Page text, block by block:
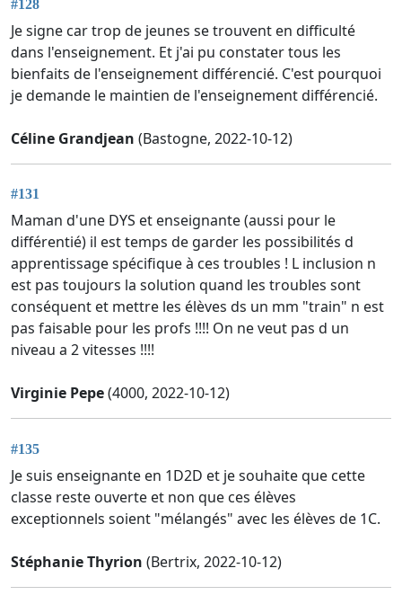
#128
Je signe car trop de jeunes se trouvent en difficulté
dans l'enseignement. Et j'ai pu constater tous les
bienfaits de l'enseignement différencié. C'est pourquoi
je demande le maintien de l'enseignement différencié.
Céline Grandjean (Bastogne, 2022-10-12)
#131
Maman d'une DYS et enseignante (aussi pour le
différentié) il est temps de garder les possibilités d
apprentissage spécifique à ces troubles ! L inclusion n
est pas toujours la solution quand les troubles sont
conséquent et mettre les élèves ds un mm "train" n est
pas faisable pour les profs !!!! On ne veut pas d un
niveau a 2 vitesses !!!!
Virginie Pepe(4000, 2022-10-12)
#135
Je suis enseignante en 1D2D et je souhaite que cette
classe reste ouverte et non que ces élèves
exceptionnels soient "mélangés" avec les élèves de 1C.
Stéphanie Thyrion (Bertrix, 2022-10-12)